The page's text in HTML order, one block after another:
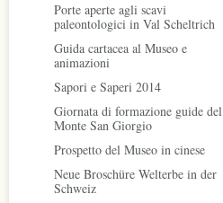
Porte aperte agli scavi
paleontologici in Val Scheltrich
Guida cartacea al Museo e
animazioni
Sapori e Saperi 2014
Giornata di formazione guide del
Monte San Giorgio
Prospetto del Museo in cinese
Neue Broschüre Welterbe in der
Schweiz